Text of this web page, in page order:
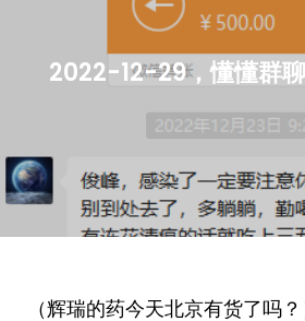
2022-12-29，懂懂群聊
（辉瑞的药今天北京有货了吗？